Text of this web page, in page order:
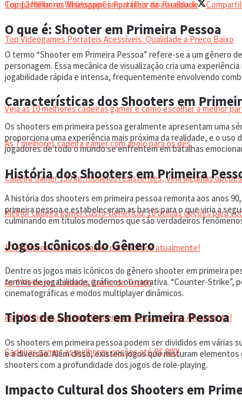
Top 12 Melhores Videogames Portáteis da atualidade
Top Videogames Portáteis Acessíveis: Qualidade a Preço Baixo
CADEIRA GAMER
Veja as 10 melhores cadeiras gamer e como escolher a melhor
As 7 melhores cadeira gamer com apoio para os pés
Cadeira Gamer 150 kg: modelos resistentes, Veja algumas
Melhor cadeira gamer custo-benefício: 10 ótimas opções para
10 Melhores Cadeiras Gamer para Gordos atualmente!
As 6 Melhores Cadeiras Gamer de Tecido
As 6 Melhores Cadeiras Gamer para Pessoas Altas Atualmente!
Cadeiras gamer: as melhores opções até R$ 800!
HEADSET
Compartilhar no WhatsappCompartilhar no Facebook
O que é: Shooter em Primeira Pessoa
O termo “Shooter em Primeira Pessoa” refere-se a um gênero
personagem. Essa mecânica de visualização cria uma
jogabilidade rápida e intensa, frequentemente envolvendo
Características dos Shooters em
Os shooters em primeira pessoa geralmente apresentam uma
proporciona uma experiência mais próxima da realidade, e o
jogadores de todo o mundo se enfrentem em batalhas
História dos Shooters em Primeira
A história dos shooters em primeira pessoa remonta aos anos
primeira pessoa e estabeleceram as bases para o que viria a
culminando em títulos modernos que são verdadeiros
Jogos Icônicos do Gênero
Dentre os jogos mais icônicos do gênero shooter em primeira
termos de jogabilidade, gráficos ou narrativa. “Counter-Strike”,
cinematográficas e modos multiplayer dinâmicos.
Tipos de Shooters em Primeira Pessoa
Os shooters em primeira pessoa podem ser divididos em
e a diversão. Além disso, existem jogos que misturam
shooters com a profundidade dos jogos de role-playing.
Impacto Cultural dos Shooters em